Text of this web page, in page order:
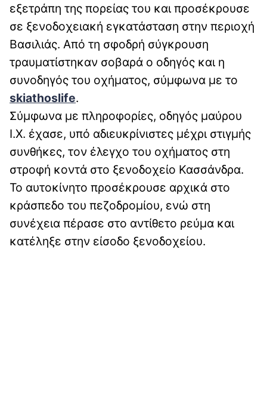
εξετράπη της πορείας του και προσέκρουσε
σε ξενοδοχειακή εγκατάσταση στην περιοχή
Βασιλιάς. Από τη σφοδρή σύγκρουση
τραυματίστηκαν σοβαρά ο οδηγός και η
συνοδηγός του οχήματος, σύμφωνα με το
skiathoslife.
Σύμφωνα με πληροφορίες, οδηγός μαύρου
Ι.Χ. έχασε, υπό αδιευκρίνιστες μέχρι στιγμής
συνθήκες, τον έλεγχο του οχήματος στη
στροφή κοντά στο ξενοδοχείο Κασσάνδρα.
Το αυτοκίνητο προσέκρουσε αρχικά στο
κράσπεδο του πεζοδρομίου, ενώ στη
συνέχεια πέρασε στο αντίθετο ρεύμα και
κατέληξε στην είσοδο ξενοδοχείου.